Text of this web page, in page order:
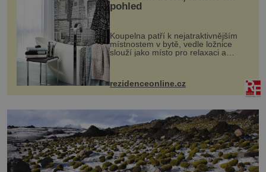
pohled
Koupelna patří k nejatraktivnějším
místnostem v bytě, vedle ložnice
slouží jako místo pro relaxaci a
odpočinek. Koupelnový textil –
ručníky, osušky a koberečky –
mohou jako mávnutím kouzelného
proutku...
rezidenceonline.cz